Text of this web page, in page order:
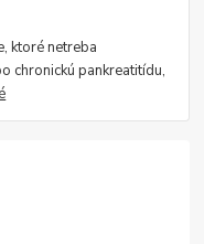
ktoré netreba
chronickú pankreatitídu,